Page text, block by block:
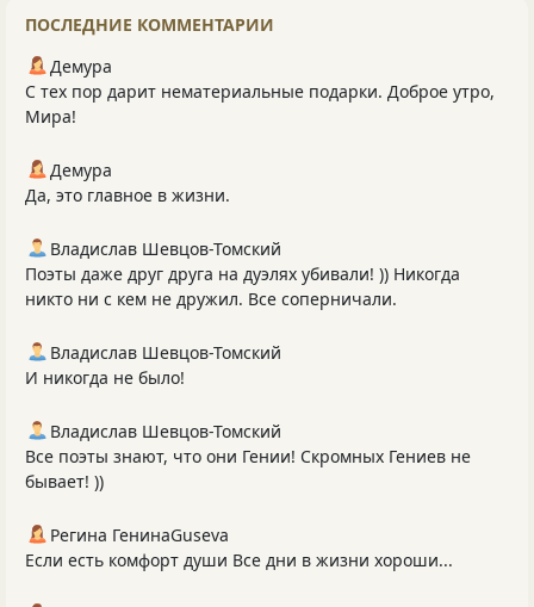
ПОСЛЕДНИЕ КОММЕНТАРИИ
Демура
С тех пор дарит нематериальные подарки. Доброе утро,
Мира!
Демура
Да, это главное в жизни.
Владислав Шевцов-Томский
Поэты даже друг друга на дуэлях убивали! )) Никогда
никто ни с кем не дружил. Все соперничали.
Владислав Шевцов-Томский
И никогда не было!
Владислав Шевцов-Томский
Все поэты знают, что они Гении! Скромных Гениев не
бывает! ))
Регина ГенинаGuseva
Если есть комфорт души Все дни в жизни хороши...